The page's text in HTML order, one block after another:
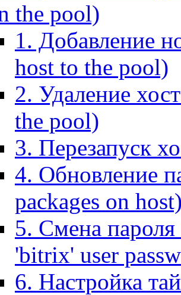
the pool)
1. Добавление
host to the pool)
2. Удаление
the pool)
3. Перезапуск
4. Обновление
packages on
5. Смена пароля
'bitrix' user
6. Настройка